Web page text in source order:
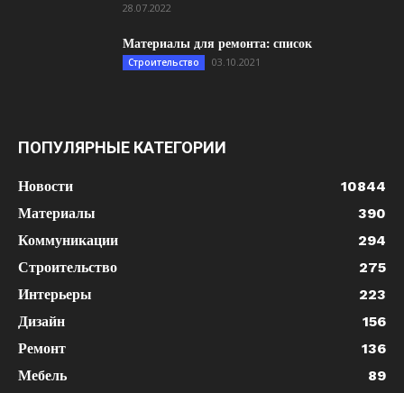
28.07.2022
Материалы для ремонта: список
Строительство 03.10.2021
ПОПУЛЯРНЫЕ КАТЕГОРИИ
Новости
10844
Материалы
390
Коммуникации
294
Строительство
275
Интерьеры
223
Дизайн
156
Ремонт
136
Мебель
89